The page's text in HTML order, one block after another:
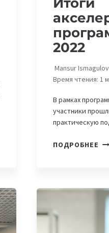
2022
Mansur Ismagulov
Время чтения: 1
В рамках
участники
практическую
ПОДРОБНЕЕ